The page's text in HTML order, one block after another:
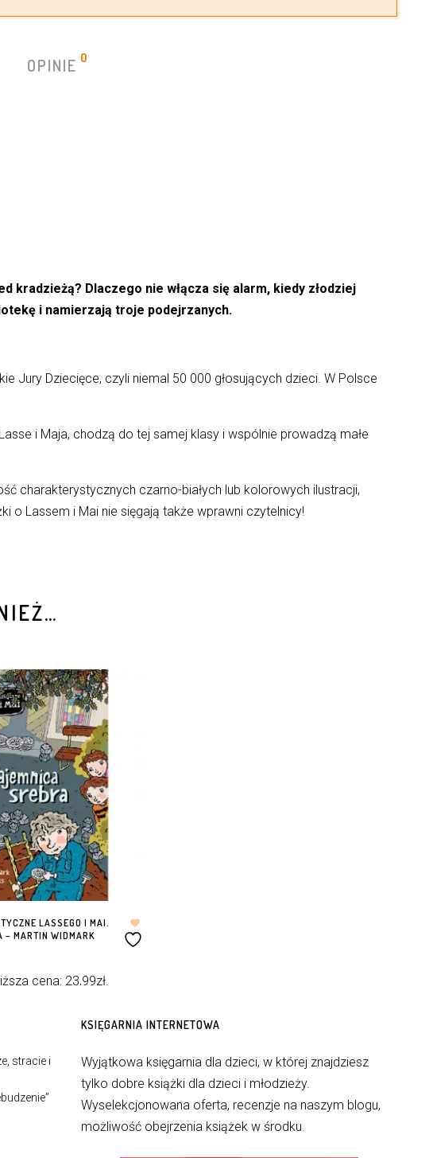
OPINIE 0
kradzieżą? Dlaczego nie włącza się alarm, kiedy złodziej
i namierzają troje podejrzanych.
Jury Dziecięce, czyli niemal 50 000 głosujących dzieci. W Polsce
i Maja, chodzą do tej samej klasy i wspólnie prowadzą małe
charakterystycznych czarno-białych lub kolorowych ilustracji,
o Lassem i Mai nie sięgają także wprawni czytelnicy!
LASSEGO I MAI.
– MARTIN WIDMARK
cena: 23,99zł.
stracie i
KSIĘGARNIA INTERNETOWA
Wyjątkowa księgarnia dla dzieci, w której znajdziesz
tylko dobre książki dla dzieci i młodzieży.
Wyselekcjonowana oferta, recenzje na naszym blogu,
możliwość obejrzenia książek w środku.